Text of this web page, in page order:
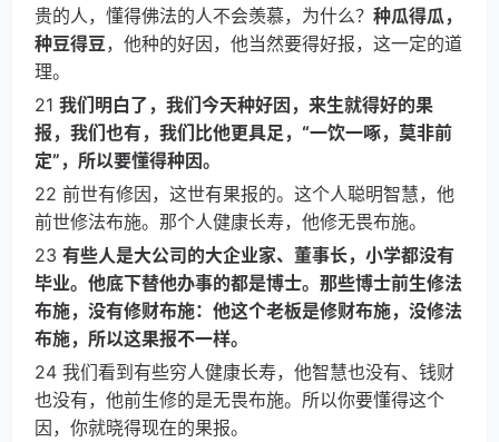
贵的人，懂得佛法的人不会羡慕，为什么？ 种瓜得瓜，
种豆得豆，他种的好因，他当然要得好报，这一定的道
理。
21 我们明白了，我们今天种好因，来生就得好的果
报，我们也有，我们比他更具足，“一饮一啄，莫非前
定”，所以要懂得种因。
22 前世有修因，这世有果报的。这个人聪明智慧，他
前世修法布施。那个人健康长寿，他修无畏布施。
23 有些人是大公司的大企业家、董事长，小学都没有
毕业。他底下替他办事的都是博士。那些博士前生修法
布施，没有修财布施：他这个老板是修财布施，没修法
布施，所以这果报不一样。
24 我们看到有些穷人健康长寿，他智慧也没有、钱财
也没有，他前生修的是无畏布施。所以你要懂得这个
因，你就晓得现在的果报。